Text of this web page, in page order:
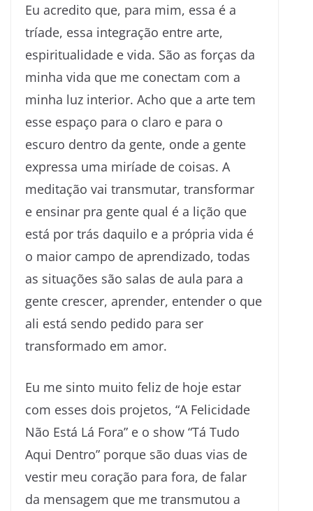
Eu acredito que, para mim, essa é a
tríade, essa integração entre arte,
espiritualidade e vida. São as forças da
minha vida que me conectam com a
minha luz interior. Acho que a arte tem
esse espaço para o claro e para o
escuro dentro da gente, onde a gente
expressa uma miríade de coisas. A
meditação vai transmutar, transformar
e ensinar pra gente qual é a lição que
está por trás daquilo e a própria vida é
o maior campo de aprendizado, todas
as situações são salas de aula para a
gente crescer, aprender, entender o que
ali está sendo pedido para ser
transformado em amor.
Eu me sinto muito feliz de hoje estar
com esses dois projetos, “A Felicidade
Não Está Lá Fora” e o show “Tá Tudo
Aqui Dentro” porque são duas vias de
vestir meu coração para fora, de falar
da mensagem que me transmutou a